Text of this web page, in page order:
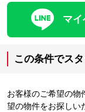
マ
この条件でス
お客様のご希望の物
望の物件をお探しい